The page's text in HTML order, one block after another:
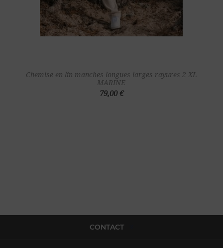
Chemise en lin manches longues larges rayures 2 XL
MARINE
79,00 €
CONTACT